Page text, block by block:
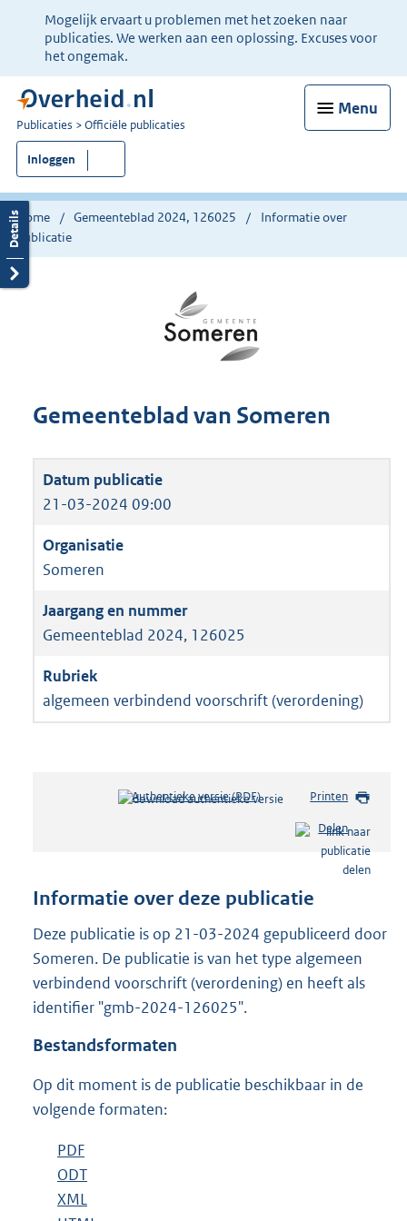
Ter
informatie:
Mogelijk ervaart u problemen met het zoeken naar
publicaties. We werken aan een oplossing. Excuses voor
het ongemak.
Menu
U
bent
nu
hier:
Publicaties Officiële publicaties
Inloggen
Home Gemeenteblad 2024, 126025
Informatie over
publicatie
Gemeenteblad van Someren
21-03-2024 09:00
Someren
Gemeenteblad 2024, 126025
algemeen verbindend voorschrift (verordening)
Authentieke versie (PDF)b
n
s
r
o
:
Printen
Delen
Informatie over deze publicatie
Deze publicatie is op 21-03-2024 gepubliceerd door
Someren. De publicatie is van het type algemeen
verbindend voorschrift (verordening) en heeft als
identifier "gmb-2024-126025".
Bestandsformaten
Op dit moment is de publicatie beschikbaar in de
volgende formaten:
D
o
w
PDF
e
s
D
o
ODT
D
XML